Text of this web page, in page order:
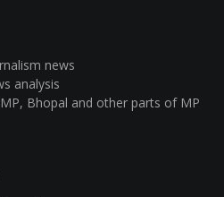
news
analysis
Bhopal and other parts of MP